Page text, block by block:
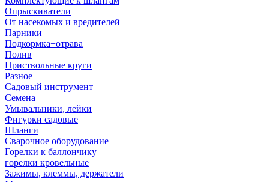
Опрыскиватели
От насекомых и вредителей
Парники
Подкормка+отрава
Полив
Приствольные круги
Разное
Садовый инструмент
Семена
Умывальники, лейки
Фигурки садовые
Шланги
Сварочное оборудование
Горелки к баллончику
горелки кровельные
Зажимы, клеммы, держатели